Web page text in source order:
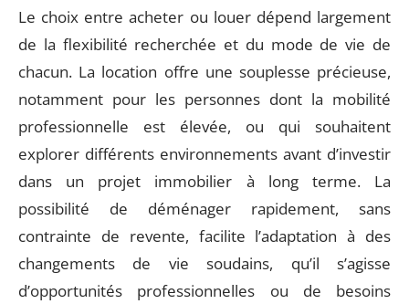
Le choix entre acheter ou louer dépend largement
de la flexibilité recherchée et du mode de vie de
chacun. La location offre une souplesse précieuse,
notamment pour les personnes dont la mobilité
professionnelle est élevée, ou qui souhaitent
explorer différents environnements avant d’investir
dans un projet immobilier à long terme. La
possibilité de déménager rapidement, sans
contrainte de revente, facilite l’adaptation à des
changements de vie soudains, qu’il s’agisse
d’opportunités professionnelles ou de besoins